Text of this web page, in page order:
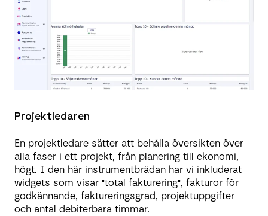
Projektledaren
En projektledare sätter att behålla översikten över
alla faser i ett projekt, från planering till ekonomi,
högt. I den här instrumentbrädan har vi inkluderat
widgets som visar "total fakturering", fakturor för
godkännande, faktureringsgrad, projektuppgifter
och antal debiterbara timmar.